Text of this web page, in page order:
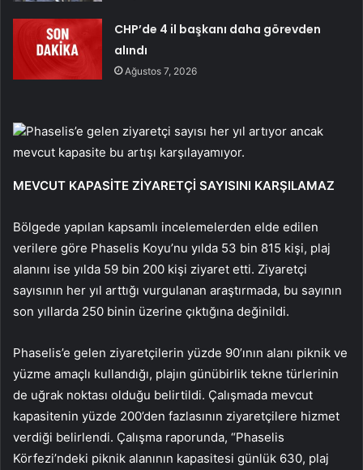
CHP’de 4 il başkanı daha görevden
alındı
Ağustos 7, 2026
Phaselis’e gelen ziyaretçi sayısı her yıl artıyor ancak
mevcut kapasite bu artışı karşılayamıyor.
MEVCUT KAPASİTE ZİYARETÇİ SAYISINI KARŞILAMAZ
Bölgede yapılan kapsamlı incelemelerden elde edilen
verilere göre Phaselis Koyu’nu yılda 53 bin 815 kişi, plaj
alanını ise yılda 59 bin 200 kişi ziyaret etti. Ziyaretçi
sayısının her yıl arttığı vurgulanan araştırmada, bu sayının
son yıllarda 250 binin üzerine çıktığına değinildi.
Phaselis’e gelen ziyaretçilerin yüzde 90’ının alanı piknik ve
yüzme amaçlı kullandığı, plajın günübirlik tekne türlerinin
de uğrak noktası olduğu belirtildi. Çalışmada mevcut
kapasitenin yüzde 200’den fazlasının ziyaretçilere hizmet
verdiği belirlendi. Çalışma raporunda, “Phaselis
Körfezi’ndeki piknik alanının kapasitesi günlük 630, plaj